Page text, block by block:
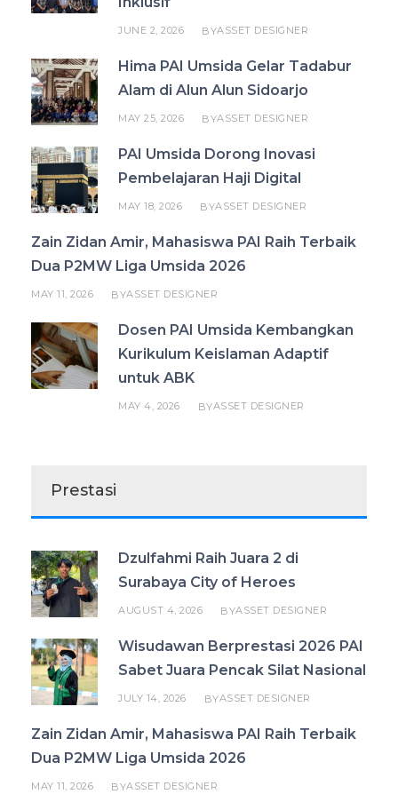
JUNE 2, 2026 BYASSET DESIGNER
Hima PAI Umsida Gelar Tadabur
Alam di Alun Alun Sidoarjo
MAY 25, 2026 BYASSET DESIGNER
PAI Umsida Dorong Inovasi
Pembelajaran Haji Digital
MAY 18, 2026 BYASSET DESIGNER
Zain Zidan Amir, Mahasiswa PAI Raih Terbaik
Dua P2MW Liga Umsida 2026
MAY 11, 2026 BYASSET DESIGNER
Dosen PAI Umsida Kembangkan
Kurikulum Keislaman Adaptif
untuk ABK
MAY 4, 2026 BYASSET DESIGNER
Prestasi
Dzulfahmi Raih Juara 2 di
Surabaya City of Heroes
AUGUST 4, 2026 BYASSET DESIGNER
Wisudawan Berprestasi 2026 PAI
Sabet Juara Pencak Silat Nasional
JULY 14, 2026 BYASSET DESIGNER
Zain Zidan Amir, Mahasiswa PAI Raih Terbaik
Dua P2MW Liga Umsida 2026
MAY 11, 2026 BYASSET DESIGNER